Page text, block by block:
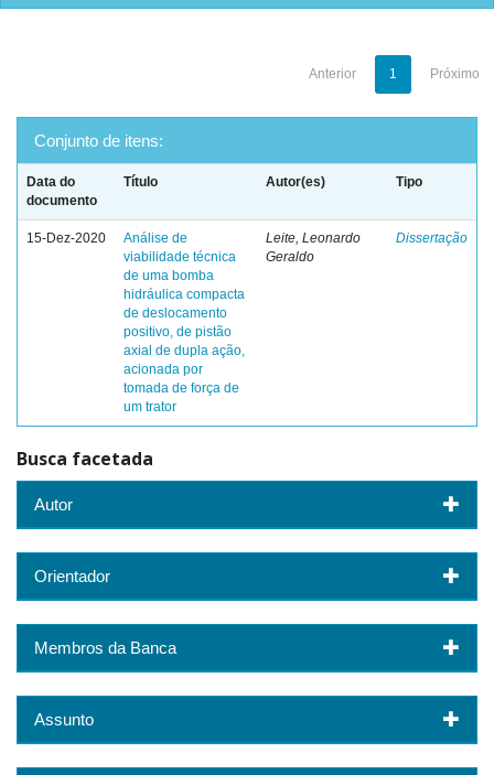
Anterior 1 Próximo
Conjunto de itens:
Data do
documento
Título Autor(es) Tipo
15-Dez-2020
Análise de
viabilidade técnica
de uma bomba
hidráulica compacta
de deslocamento
positivo, de pistão
axial de dupla ação,
acionada por
tomada de força de
um trator
Leite, Leonardo
Geraldo
Dissertação
Busca facetada
Autor
Orientador
Membros da Banca
Assunto